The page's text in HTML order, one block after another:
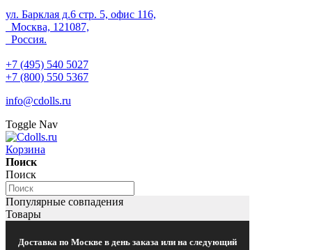
ул. Барклая д.6 стр. 5, офис 116,
Москва, 121087,
Россия.
+7 (495) 540 5027
+7 (800) 550 5367
info@cdolls.ru
Toggle Nav
Корзина
Поиск
Поиск
Популярные совпадения
Товары
Доставка по Москве в день заказа или на следующий